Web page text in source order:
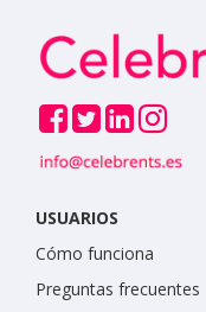
USUARIOS
Cómo funciona
Preguntas frecuentes